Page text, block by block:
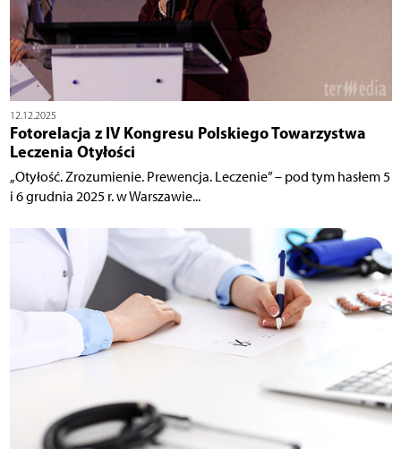
12.12.2025
Fotorelacja z IV Kongresu Polskiego Towarzystwa
Leczenia Otyłości
„Otyłość. Zrozumienie. Prewencja. Leczenie” – pod tym hasłem 5
i 6 grudnia 2025 r. w Warszawie...